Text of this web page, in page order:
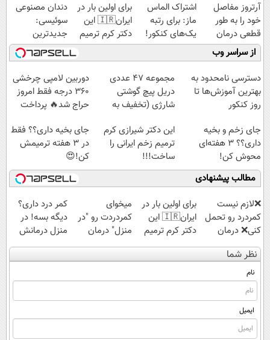
آرتروز مفاصل
خود را به طور
قطعی درمان
کنید!
◗پرسش‌نامه◖
اشتراک الماس
ماز: برای رتبه
یک‌های کنکور!
برای اولین بار در
ایران🇮🇷 این
دکتر کرم ترمیم
کننده 23 روزه
ساخت!
دندان مصنوعی
سوئیسی:
جدیدترین
فناوری اروپا،
سبک و مقاوم |
پرداخت قسطی
از سراسر وب
دسترسی نامحدود به
بهترین آموزش‌ها تا
روز کنکور
مجموعه 47 عددی
دریل پیچ گوشتی
شارژی (تخفیف به
دوربین لامپی چرخشی
360 درجه فقط امروز
حراج شد🔥 پرداخت
جای زخم و بخیه
داری؟؟ 3 هفته‌ای
محوش کن!
این دکتر شیرازی کرم
ترمیم زخم ایرانی را
ساخت!!!
جای بخیه داری؟؟ فقط
در 3 هفته ترمیمش
کن!😍
مطالب پیشنهادی
❌لازم نیست
کمردرد رو تحمل
کنی❌ درمان
بدون جراحی و
قرص
(پرسشنامه)
برای اولین بار در
ایران🇮🇷 این
دکتر کرم ترمیم
کننده 23 روزه
ساخت!
میخوای
کمردردت رو "در
منزل" درمان
کنی؟ (◂فیلم +
◂پرسش‌نامه)
کمر درد داری؟
دیگه بسه! در
منزل درمانش
کن
(◀پرسش‌نامه)
نظر شما
نام
ایمیل